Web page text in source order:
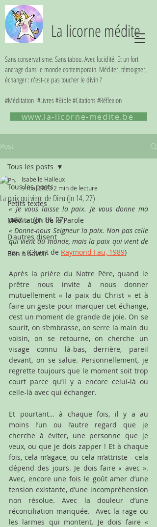
La licorne médite
Sans conservatisme. Sans tabou. Avec lucidité. Et un fort
ancrage dans le monde contemporain. Méditer, témoigner,
échanger : n'est-ce pas toucher le divin ?
#Méditation #Livres #Bible #Citations #Réflexion
www.la-licorne-medite.be
Post
Tous les posts
Petits textes
Méditation de la Parole
D'autres disent
Bon à savoir
Tous les posts
La paix qui vient de Dieu (Jn 14, 27)
Isabelle Halleux
9 mai 2023 2 min de lecture
« Je vous laisse la paix. Je vous donne ma
paix. »
  (Jn 14, 27)
« Donne-nous Seigneur la paix. Non pas celle
qui vient du monde, mais la paix qui vient de
Toi. » (Chant de Raymond Fau, 1989)
Après la prière du Notre Père, quand le
prêtre nous invite à nous donner
mutuellement « la paix du Christ » et à
faire un geste pour marquer cet échange,
c’est un moment de grande de joie. On se
sourit, on s’embrasse, on serre la main du
voisin, on se retourne, on cherche un
visage connu là-bas, derrière, pareil
devant, on se salue. Personnellement, je
regrette toujours que le moment soit trop
court parce qu’il y a encore celui-là ou
celle-là avec qui échanger.
Et pourtant… à chaque fois, il y a au
moins l’un ou l’autre regard que je
cherche à éviter, une personne que je
veux, ou que je dois zapper ! Et à chaque
fois, cela m’agace, ou cela m’attriste - cela
dépend des jours. Je dois faire « avec ».
Avec, encore une fois le goût amer d’une
tension existante, d’une incompréhension
non résolue. Avec la douleur d’une
réconciliation manquée.  Avec la rage ou
les larmes qui montent. Je dois faire «